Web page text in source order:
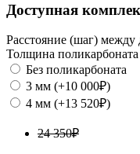
Доступная
Расстояние (шаг) между
Толщина поликарбоната
Без поликарбоната
3 мм (+10 000₽)
4 мм (+13 520₽)
24 350₽